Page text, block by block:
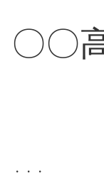
〇〇
・・・